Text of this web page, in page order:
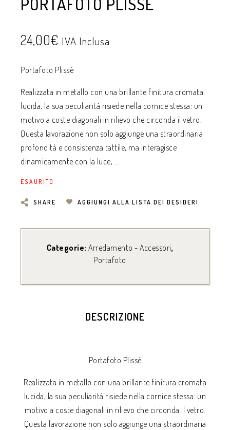
24,00€ IVA Inclusa
Portafoto Plissé
Realizzata in metallo con una brillante finitura cromata
lucida, la sua peculiarità risiede nella cornice stessa: un
motivo a coste diagonali in rilievo che circonda il vetro.
Questa lavorazione non solo aggiunge una straordinaria
profondità e consistenza tattile, ma interagisce
dinamicamente con la luce, …
ESAURITO
SHARE AGGIUNGI ALLA LISTA DEI DESIDERI
Categorie:Arredamento - Accessori,
Portafoto
DESCRIZIONE
Portafoto Plissé
Realizzata in metallo con una brillante finitura cromata
lucida, la sua peculiarità risiede nella cornice stessa: un
motivo a coste diagonali in rilievo che circonda il vetro.
Questa lavorazione non solo aggiunge una straordinaria